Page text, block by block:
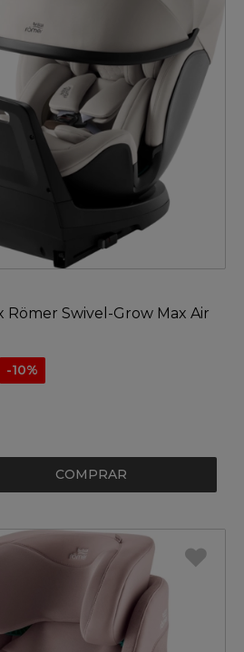
Römer Swivel-Grow Max Air
-10%
COMPRAR